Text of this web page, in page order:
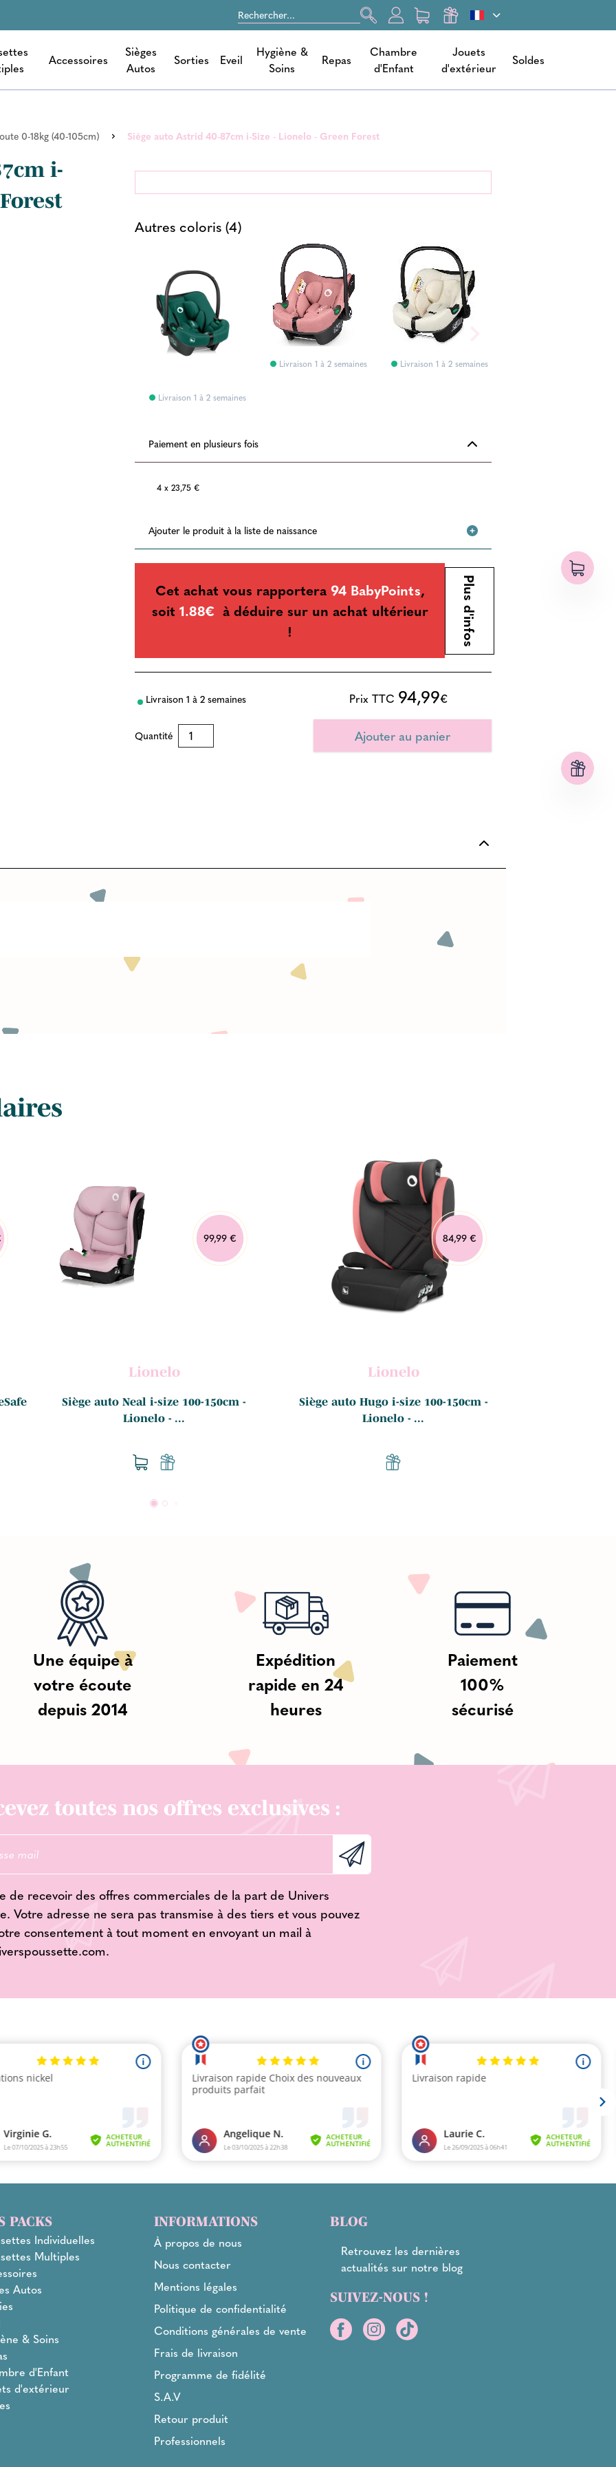
Accessoires
Sièges
Autos
Sorties Eveil
Hygiène &
Soins
Repas
Chambre
d'Enfant
Jouets
d'extérieur
Soldes
0-18kg (40-105cm) Siège auto Astrid 40-87cm i-Size - Lionelo - Green Forest
i-
Autres coloris (4)
Livraison 1 à 2 semaines
Livraison 1 à 2 semaines Livraison 1 à 2 semaines
Paiement en plusieurs fois
4 x 23,75 €
Ajouter le produit à la liste de naissance
Cet achat vous rapportera94 BabyPoints,
soit 1.88€ à déduire sur un achat ultérieur
!
Plus d'infos
Livraison 1 à 2 semaines Prix TTC 94,99€
Quantité
99,99 €
Lionelo
Siège auto Neal i-size 100-150cm -
Lionelo - ...
84,99 €
Lionelo
Siège auto Hugo i-size 100-150cm -
Lionelo - ...
Une équipe à
votre écoute
depuis 2014
Expédition
rapide en 24
heures
Paiement
100%
sécurisé
toutes nos offres exclusives :
de recevoir des offres commerciales de la part de Univers
Votre adresse ne sera pas transmise à des tiers et vous pouvez
consentement à tout moment en envoyant un mail à
.
PACKS
Individuelles
Multiples
Autos
& Soins
d'Enfant
d'extérieur
INFORMATIONS
À propos de nous
Nous contacter
Mentions légales
Politique de confidentialité
Conditions générales de vente
Frais de livraison
Programme de fidélité
S.A.V
Retour produit
Professionnels
BLOG
Retrouvez les dernières
actualités sur notre blog
SUIVEZ-NOUS !